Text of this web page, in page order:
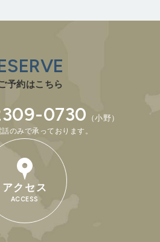
予約はこちら
0730 （小野）
のみで承っております。
アクセス
ACCESS